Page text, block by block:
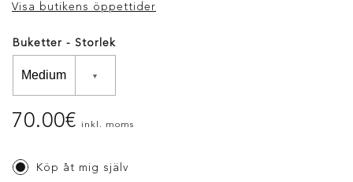
Visa butikens öppettider
Buketter - Storlek
70.00€ inkl. moms
Köp åt mig själv